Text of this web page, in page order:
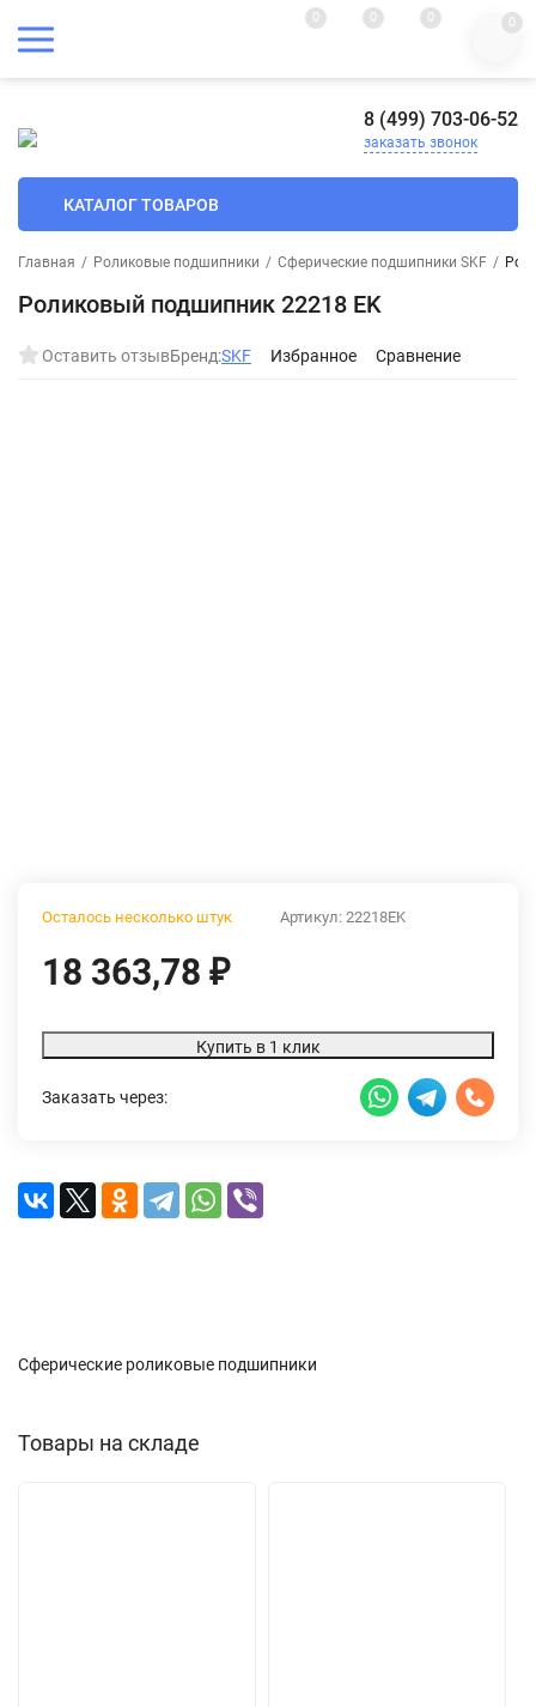
0 0 0 0
8 (499) 703-06-52
заказать звонок
КАТАЛОГ ТОВАРОВ
Главная / Роликовые подшипники / Сферические подшипники SKF /
Роликовый подшипник 22218 EK
Оставить отзывБренд:SKF Избранное Сравнение
Артикул: 22218EK
Осталось несколько штук
18 363,78 ₽
Купить в 1 клик
Заказать через:
Сферические роликовые подшипники
Товары на складе